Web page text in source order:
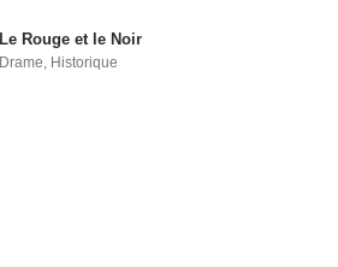
Le Rouge et le Noir
Drame, Historique